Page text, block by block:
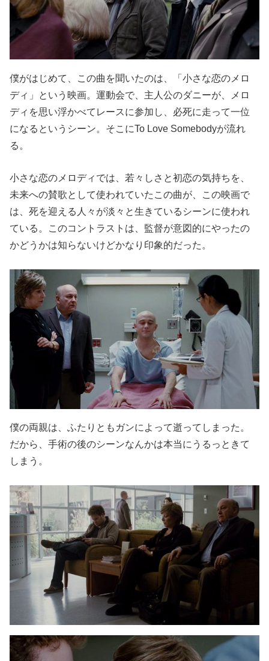
僕がはじめて、この曲を聞いたのは、「小さな恋のメロ
ディ」という映画。運動会で、主人公のダニーが、メロ
ディを思い浮かべてレースに参加し、必死に走って一位
になるというシーン。そこにTo Love Somebodyが流れ
る。
小さな恋のメロディでは、若々しさと初恋の気持ちを、
未来への賛歌として使われていたこの曲が、この映画で
は、死を迎える人々が淡々と生きているシーンに使われ
ている。このコントラストは、監督が意図的にやったの
かどうかは知らないけどかなり印象的だった。
僕の両親は、ふたりともガンによって逝ってしまった。
だから、手術の後のシーンなんかは本当にうるっときて
しまう。